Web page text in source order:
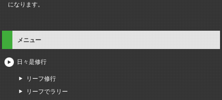
になります。
メニュー
日々是修行
リーフ修行
リーフでラリー